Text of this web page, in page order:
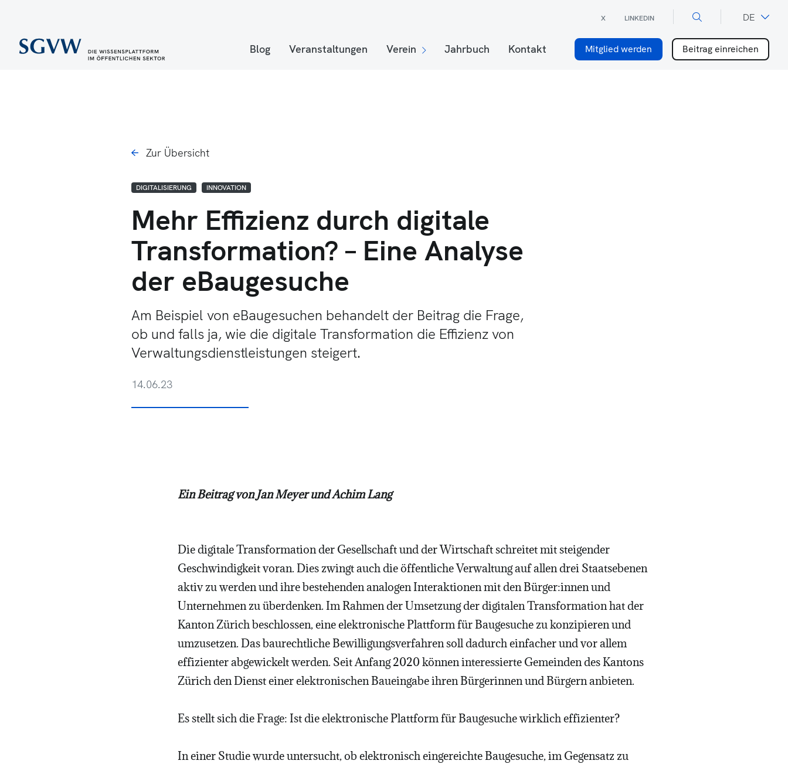
X LINKEDIN
DE
Blog Veranstaltungen Verein Jahrbuch Kontakt Mitglied werden Beitrag einreichen
×
Zur Übersicht
DIGITALISIERUNG INNOVATION
Mehr Effizienz durch digitale
Transformation? – Eine Analyse
der eBaugesuche
Am Beispiel von eBaugesuchen behandelt der Beitrag die Frage,
ob und falls ja, wie die digitale Transformation die Effizienz von
Verwaltungsdienstleistungen steigert.
14.06.23
Ein Beitrag von Jan Meyer und Achim Lang
Die digitale Transformation der Gesellschaft und der Wirtschaft schreitet mit steigender
Geschwindigkeit voran. Dies zwingt auch die öffentliche Verwaltung auf allen drei Staatsebenen
aktiv zu werden und ihre bestehenden analogen Interaktionen mit den Bürger:innen und
Unternehmen zu überdenken. Im Rahmen der Umsetzung der digitalen Transformation hat der
Kanton Zürich beschlossen, eine elektronische Plattform für Baugesuche zu konzipieren und
umzusetzen. Das baurechtliche Bewilligungsverfahren soll dadurch einfacher und vor allem
effizienter abgewickelt werden. Seit Anfang 2020 können interessierte Gemeinden des Kantons
Zürich den Dienst einer elektronischen Baueingabe ihren Bürgerinnen und Bürgern anbieten.
Es stellt sich die Frage: Ist die elektronische Plattform für Baugesuche wirklich effizienter?
In einer Studie wurde untersucht, ob elektronisch eingereichte Baugesuche, im Gegensatz zu